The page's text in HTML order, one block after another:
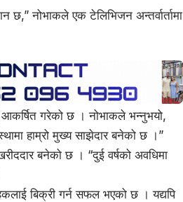
छ,” नोभाकले एक टेलिभिजन अन्तर्वार्तामा
आकर्षित गरेको छ । नोभाकले भन्नुभयो,
हाम्रो मुख्य साझेदार बनेको छ ।”
बनेको छ । “दुई वर्षको अवधिमा
बिक्री गर्न सफल भएको छ । यद्यपि